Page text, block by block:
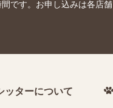
です。お申し込みは各店
ッターについて